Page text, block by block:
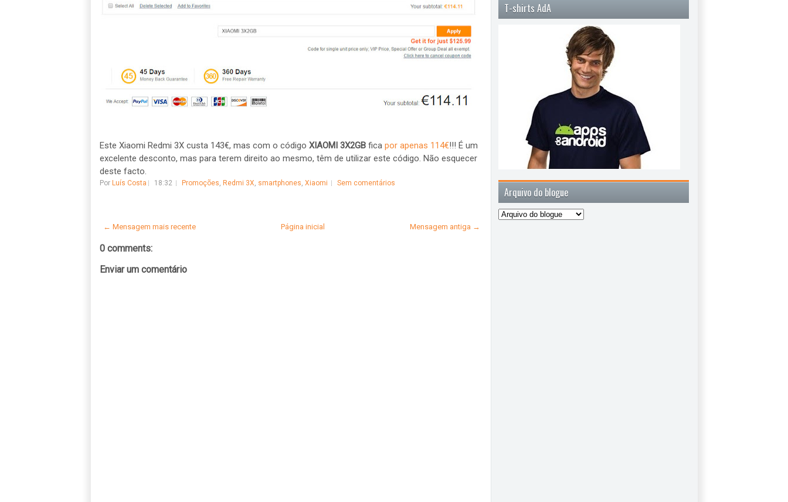
Este Xiaomi Redmi 3X custa 143€, mas com o código XIAOMI 3X2GBfica por apenas 114€!!! É um
excelente desconto, mas para terem direito ao mesmo, têm de utilizar este código. Não esquecer
deste facto.
Por Luís Costa 18:32 Promoções, Redmi 3X, smartphones, Xiaomi Sem comentários
← Mensagem mais recente Mensagem antiga →
Página inicial
0 comments:
Enviar um comentário
T-shirts AdA
Arquivo do blogue